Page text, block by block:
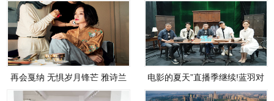
再会戛纳 无惧岁月锋芒 雅诗兰
电影的夏天”直播季继续!蓝羽对